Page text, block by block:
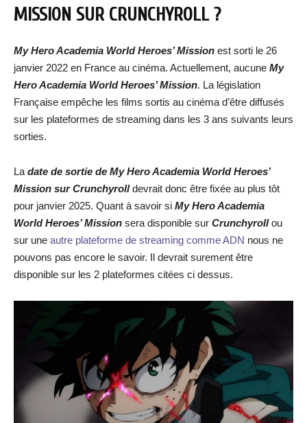
MISSION SUR CRUNCHYROLL ?
My Hero Academia World Heroes’ Mission est sorti le 26
janvier 2022 en France au cinéma. Actuellement, aucune My
Hero Academia World Heroes’ Mission. La législation
Française empêche les films sortis au cinéma d’être diffusés
sur les plateformes de streaming dans les 3 ans suivants leurs
sorties.
La date de sortie de My Hero Academia World Heroes’
Mission sur Crunchyrolldevrait donc être fixée au plus tôt
pour janvier 2025. Quant à savoir si My Hero Academia
World Heroes’ Mission sera disponible sur Crunchyrollou
sur une autre plateforme de streaming comme ADN nous ne
pouvons pas encore le savoir. Il devrait surement être
disponible sur les 2 plateformes citées ci dessus.